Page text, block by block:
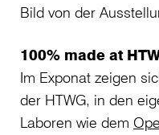
Bild von der
100% made at
Im Exponat zeigen
der HTWG, in den
Laboren wie dem